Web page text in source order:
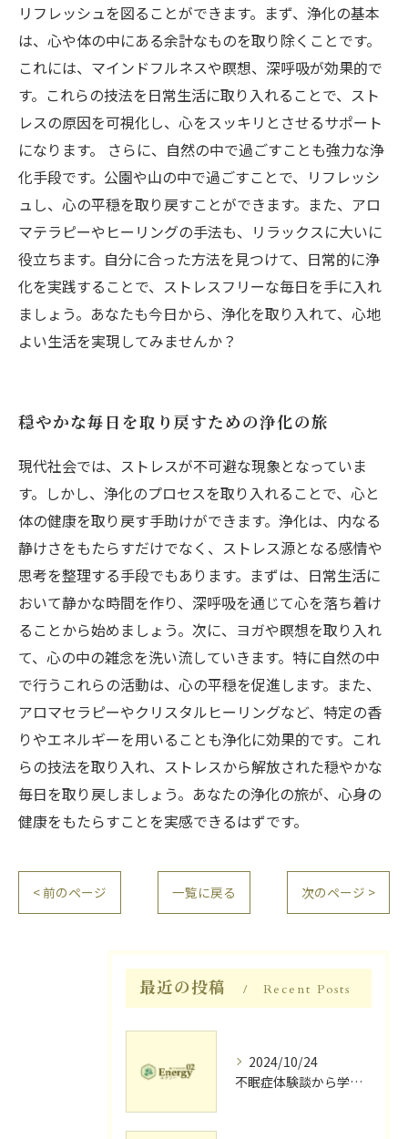
リフレッシュを図ることができます。まず、浄化の基本
は、心や体の中にある余計なものを取り除くことです。
これには、マインドフルネスや瞑想、深呼吸が効果的で
す。これらの技法を日常生活に取り入れることで、スト
レスの原因を可視化し、心をスッキリとさせるサポート
になります。 さらに、自然の中で過ごすことも強力な浄
化手段です。公園や山の中で過ごすことで、リフレッシ
ュし、心の平穏を取り戻すことができます。また、アロ
マテラピーやヒーリングの手法も、リラックスに大いに
役立ちます。自分に合った方法を見つけて、日常的に浄
化を実践することで、ストレスフリーな毎日を手に入れ
ましょう。あなたも今日から、浄化を取り入れて、心地
よい生活を実現してみませんか？
穏やかな毎日を取り戻すための浄化の旅
現代社会では、ストレスが不可避な現象となっていま
す。しかし、浄化のプロセスを取り入れることで、心と
体の健康を取り戻す手助けができます。浄化は、内なる
静けさをもたらすだけでなく、ストレス源となる感情や
思考を整理する手段でもあります。まずは、日常生活に
おいて静かな時間を作り、深呼吸を通じて心を落ち着け
ることから始めましょう。次に、ヨガや瞑想を取り入れ
て、心の中の雑念を洗い流していきます。特に自然の中
で行うこれらの活動は、心の平穏を促進します。また、
アロマセラピーやクリスタルヒーリングなど、特定の香
りやエネルギーを用いることも浄化に効果的です。これ
らの技法を取り入れ、ストレスから解放された穏やかな
毎日を取り戻しましょう。あなたの浄化の旅が、心身の
健康をもたらすことを実感できるはずです。
< 前のページ 一覧に戻る 次のページ >
最近の投稿 Recent Posts
2024/10/24
不眠症体験談から学ぶ睡眠質向上法